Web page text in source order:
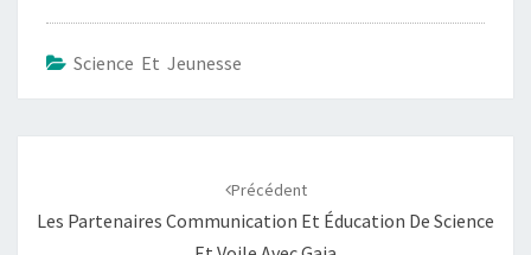
Science Et Jeunesse
Précédent
Les Partenaires Communication Et Éducation De Science